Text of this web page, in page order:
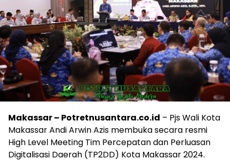
Makassar – Potretnusantara.co.id – Pjs Wali Kota
Makassar Andi Arwin Azis membuka secara resmi
High Level Meeting Tim Percepatan dan Perluasan
Digitalisasi Daerah (TP2DD) Kota Makassar 2024.